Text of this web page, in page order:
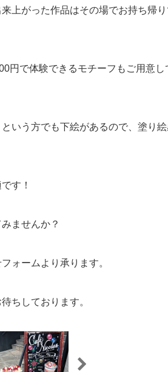
上がった作品はその場でお持ち帰り
円で体験できるモチーフもご用意し
いう方でも下絵があるので、塗り
す！
ませんか？
ォームより承ります。
ちしております。